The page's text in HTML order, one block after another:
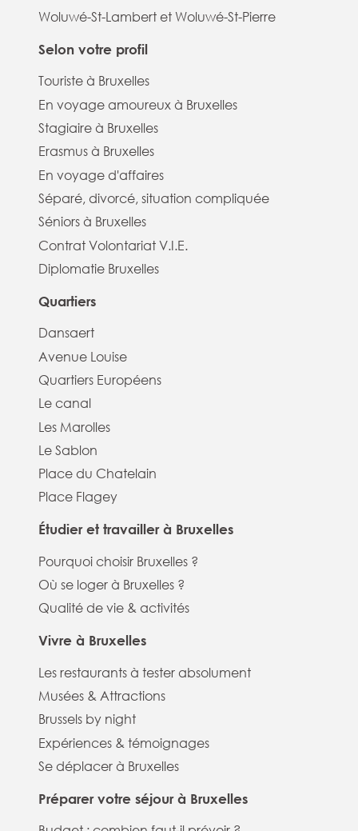
Woluwé-St-Lambert et Woluwé-St-Pierre
Selon votre profil
Touriste à Bruxelles
En voyage amoureux à Bruxelles
Stagiaire à Bruxelles
Erasmus à Bruxelles
En voyage d'affaires
Séparé, divorcé, situation compliquée
Séniors à Bruxelles
Contrat Volontariat V.I.E.
Diplomatie Bruxelles
Quartiers
Dansaert
Avenue Louise
Quartiers Européens
Le canal
Les Marolles
Le Sablon
Place du Chatelain
Place Flagey
Étudier et travailler à Bruxelles
Pourquoi choisir Bruxelles ?
Où se loger à Bruxelles ?
Qualité de vie & activités
Vivre à Bruxelles
Les restaurants à tester absolument
Musées & Attractions
Brussels by night
Expériences & témoignages
Se déplacer à Bruxelles
Préparer votre séjour à Bruxelles